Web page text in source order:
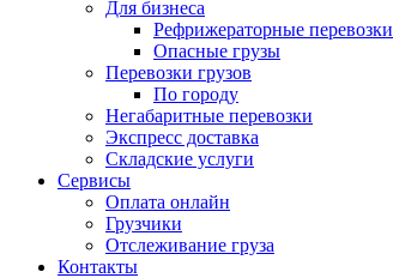
Для бизнеса
Рефрижераторные перевозки
Опасные грузы
Перевозки грузов
По городу
Негабаритные перевозки
Экспресс доставка
Складские услуги
Сервисы
Оплата онлайн
Грузчики
Отслеживание груза
Контакты